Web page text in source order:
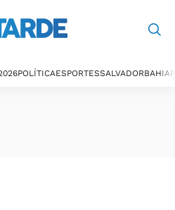
POLÍTICAESPORTESSALVADORBAHIA